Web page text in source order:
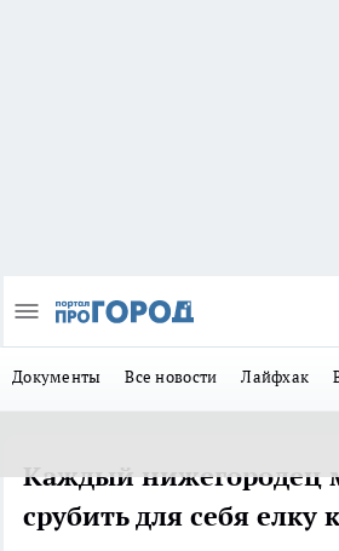
Документы Все новости Лайфхак
Каждый нижегородец
срубить для себя елку